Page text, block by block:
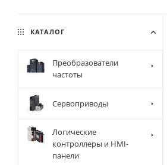
КАТАЛОГ
Преобразователи
частоты
Сервоприводы
Логические
контроллеры и HMI-
панели